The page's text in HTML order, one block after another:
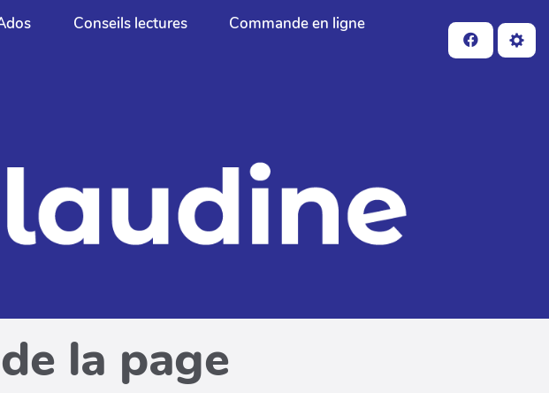
Conseils lectures
Commande en ligne
la page